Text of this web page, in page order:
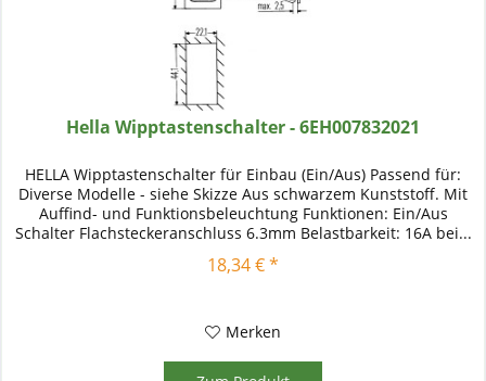
Hella Wipptastenschalter - 6EH007832021
HELLA Wipptastenschalter für Einbau (Ein/Aus) Passend für:
Diverse Modelle - siehe Skizze Aus schwarzem Kunststoff. Mit
Auffind- und Funktionsbeleuchtung Funktionen: Ein/Aus
Schalter Flachsteckeranschluss 6.3mm Belastbarkeit: 16A bei...
18,34 € *
Merken